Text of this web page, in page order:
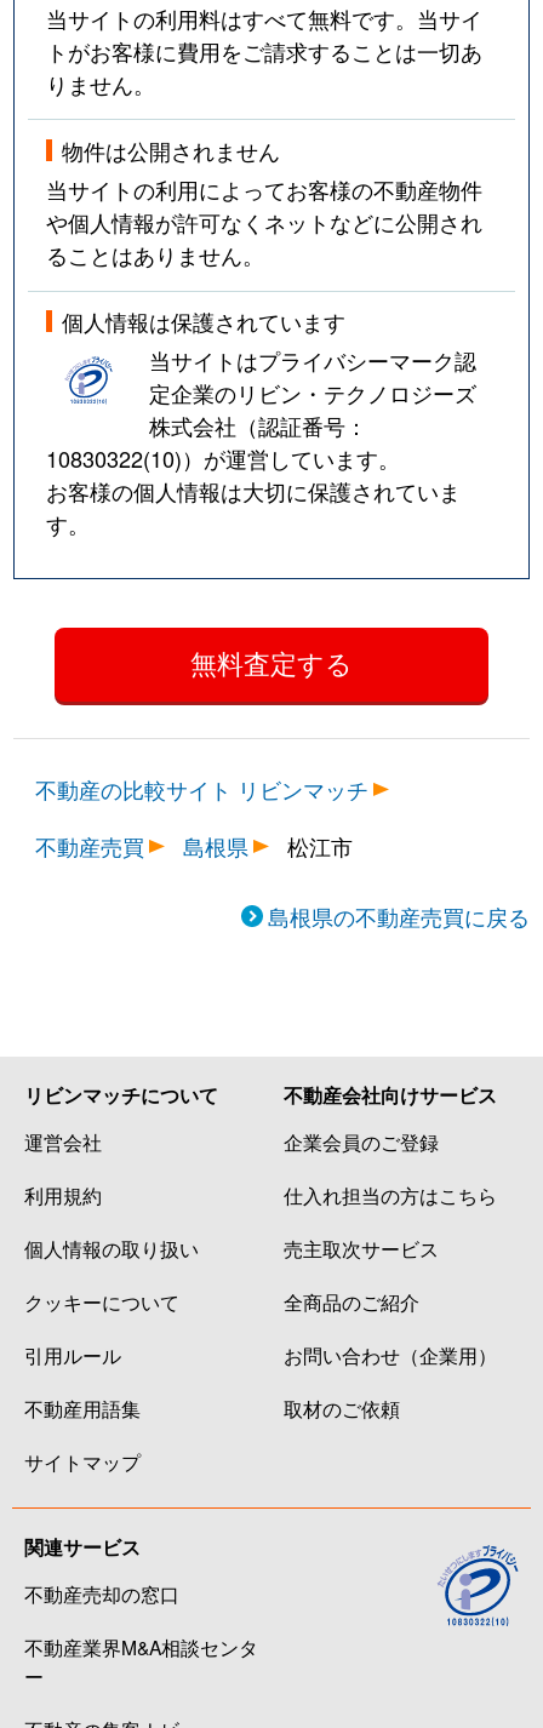
当サイトの利用料はすべて無料です。当サイ
トがお客様に費用をご請求することは一切あ
りません。
物件は公開されません
当サイトの利用によってお客様の不動産物件
や個人情報が許可なくネットなどに公開され
ることはありません。
個人情報は保護されています
当サイトはプライバシーマーク認
定企業のリビン・テクノロジーズ
株式会社（認証番号：
10830322(10)）が運営しています。
お客様の個人情報は大切に保護されていま
す。
不動産の比較サイト リビンマッチ
不動産売買
島根県 松江市
島根県の不動産売買に戻る
リビンマッチについて
運営会社
利用規約
個人情報の取り扱い
クッキーについて
引用ルール
不動産用語集
サイトマップ
不動産会社向けサービス
企業会員のご登録
仕入れ担当の方はこちら
売主取次サービス
全商品のご紹介
お問い合わせ（企業用）
取材のご依頼
関連サービス
不動産売却の窓口
不動産業界M&A相談センタ
ー